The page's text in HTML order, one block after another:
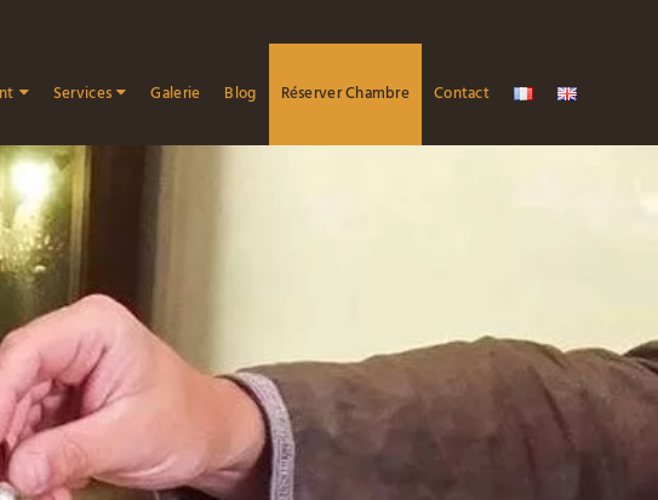
Services Galerie Blog Réserver Chambre Contact